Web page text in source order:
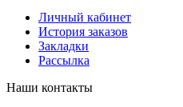
Личный кабинет
История заказов
Закладки
Рассылка
Наши контакты